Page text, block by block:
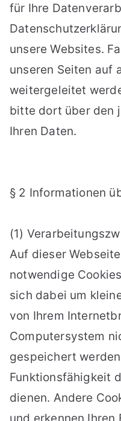
für Ihre
unsere Websites.
unseren Seiten auf
weitergeleitet
bitte dort über den
Ihren Daten.
§ 2 Informationen
(1)
Auf dieser
notwendige
sich dabei um
von Ihrem
Computersystem
gespeichert
Funktionsfähigkeit
dienen. Andere
und erkennen Ihren